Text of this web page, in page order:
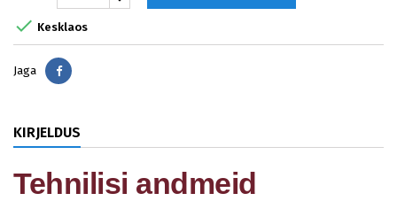
 Kesklaos
Jaga Jaga
KIRJELDUS
Tehnilisi andmeid